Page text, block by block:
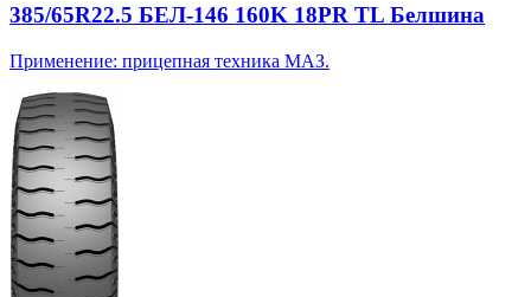
385/65R22.5 БЕЛ-146 160K 18PR TL Белшина
Применение: прицепная техника МАЗ.